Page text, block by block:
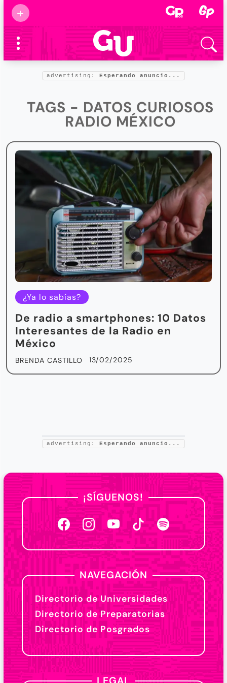
+
Supermamás
2025
Marcas de
confianza
Foro salud
advertising: Esperando anuncio...
TAGS - DATOS CURIOSOS
RADIO MÉXICO
¿Ya lo sabías?
De radio a smartphones: 10 Datos
Interesantes de la Radio en
México
BRENDA CASTILLO 13/02/2025
advertising: Esperando anuncio...
¡SÍGUENOS!
NAVEGACIÓN
Directorio de Universidades
Directorio de Preparatorias
Directorio de Posgrados